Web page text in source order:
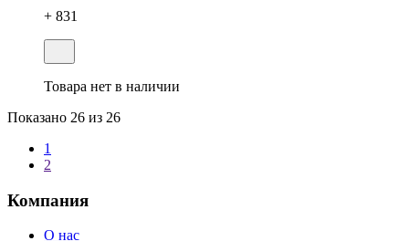
+ 831
Товара нет в наличии
Показано 26 из 26
1
2
Компания
О нас